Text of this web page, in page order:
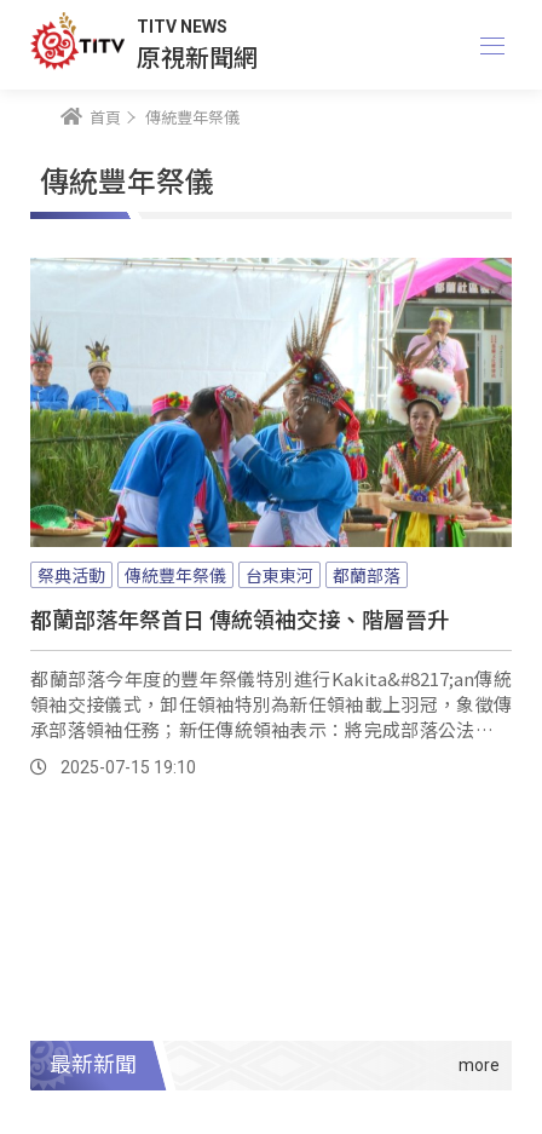
TITV NEWS
原視新聞網
首頁 傳統豐年祭儀
傳統豐年祭儀
祭典活動 傳統豐年祭儀 台東東河 都蘭部落
都蘭部落年祭首日 傳統領袖交接、階層晉升
都蘭部落今年度的豐年祭儀特別進行Kakita&#8217;an傳統
領袖交接儀式，卸任領袖特別為新任領袖載上羽冠，象徵傳
承部落領袖任務；新任傳統領袖表示：將完成部落公法人示
範區及完成爭取在都蘭鼻興建部落聚會所等。
2025-07-15 19:10
最新新聞